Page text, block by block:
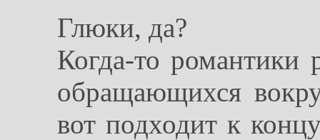
Глюки, да?
Когда-то романтики
обращающихся
вот подходит к